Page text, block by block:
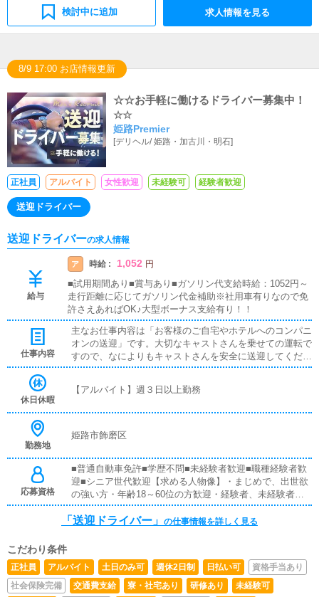
検討中に追加 求人情報を見る
8/9 17:00 お店情報更新
☆☆お手軽に働けるドライバー募集中！
☆☆
姫路Premier
[デリヘル/姫路・加古川・明石]
正社員 アルバイト 女性歓迎 未経験可 経験者歓迎
送迎ドライバー
送迎ドライバーの求人情報
給与
ア 時給 : 1,052 円
■試用期間あり■賞与あり■ガソリン代支給時給：1052円～
走行距離に応じてガソリン代金補助※社用車有りなので免
許さえあればOK♪大型ボーナス支給有り！！
仕事内容
主なお仕事内容は「お客様のご自宅やホテルへのコンパニ
オンの送迎」です。大切なキャストさんを乗せての運転で
すので、なによりもキャストさんを安全に送迎してくださ
る方を募集しております。ドライバー専業の方はもちろ
では「週払い」「完全時給制」「ガソリン代補助」「自由
休日休暇
【アルバイト】週３日以上勤務
勤務地
姫路市飾磨区
応募資格
■普通自動車免許■学歴不問■未経験者歓迎■職種経験者歓
迎■シニア世代歓迎【求める人物像】・まじめで、出世欲
の強い方・年齢18～60位の方歓迎・経験者、未経験者と
もに大歓迎です!・本気で稼ぎたい方・新しいエンターテ
イメントを送り出したい方【男性従業員急募】・現在の職
経験者問わず、店長への最短距離で働けます。
「送迎ドライバー」 の仕事情報を詳しく見る
こだわり条件
正社員 アルバイト 土日のみ可 週休2日制 日払い可
資格手当あり
社会保険完備
交通費支給 寮・社宅あり 研修あり
未経験可